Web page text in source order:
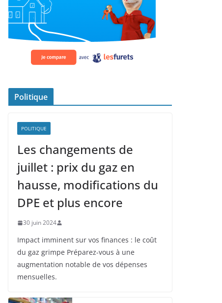
Politique
POLITIQUE
Les changements de
juillet : prix du gaz en
hausse, modifications du
DPE et plus encore
30 juin 2024
Impact imminent sur vos finances : le coût
du gaz grimpe Préparez-vous à une
augmentation notable de vos dépenses
mensuelles.